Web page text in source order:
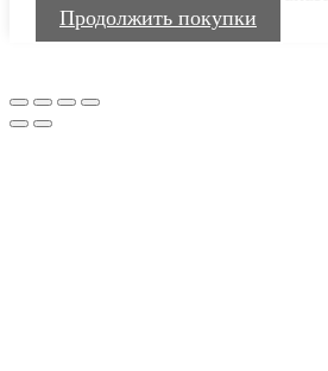
Продолжить покупки